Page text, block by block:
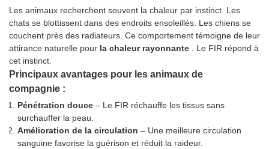
Les animaux recherchent souvent la chaleur par instinct. Les
chats se blottissent dans des endroits ensoleillés. Les chiens se
couchent près des radiateurs. Ce comportement témoigne de leur
attirance naturelle pour la chaleur rayonnante . Le FIR répond à
cet instinct.
Principaux avantages pour les animaux de
compagnie :
Pénétration douce – Le FIR réchauffe les tissus sans
surchauffer la peau.
Amélioration de la circulation – Une meilleure circulation
sanguine favorise la guérison et réduit la raideur.